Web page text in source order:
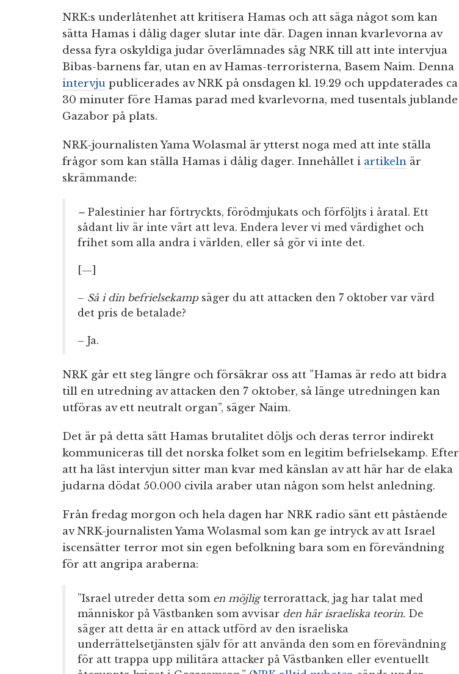
NRK:s underlåtenhet att kritisera Hamas och att säga något som kan
sätta Hamas i dålig dager slutar inte där. Dagen innan kvarlevorna av
dessa fyra oskyldiga judar överlämnades såg NRK till att inte intervjua
Bibas-barnens far, utan en av Hamas-terroristerna, Basem Naim. Denna
intervju publicerades av NRK på onsdagen kl. 19.29 och uppdaterades ca
30 minuter före Hamas parad med kvarlevorna, med tusentals jublande
Gazabor på plats.
NRK-journalisten Yama Wolasmal är ytterst noga med att inte ställa
frågor som kan ställa Hamas i dålig dager. Innehållet i artikeln är
skrämmande:
– Palestinier har förtryckts, förödmjukats och förföljts i åratal. Ett
sådant liv är inte värt att leva. Endera lever vi med värdighet och
frihet som alla andra i världen, eller så gör vi inte det.
[—]
– Så i din befrielsekampsäger du att attacken den 7 oktober var värd
det pris de betalade?
– Ja.
NRK går ett steg längre och försäkrar oss att ”Hamas är redo att bidra
till en utredning av attacken den 7 oktober, så länge utredningen kan
utföras av ett neutralt organ”, säger Naim.
Det är på detta sätt Hamas brutalitet döljs och deras terror indirekt
kommuniceras till det norska folket som en legitim befrielsekamp. Efter
att ha läst intervjun sitter man kvar med känslan av att här har de elaka
judarna dödat 50.000 civila araber utan någon som helst anledning.
Från fredag morgon och hela dagen har NRK radio sänt ett påstående
av NRK-journalisten Yama Wolasmal som kan ge intryck av att Israel
iscensätter terror mot sin egen befolkning bara som en förevändning
för att angripa araberna:
”Israel utreder detta som en möjligterrorattack, jag har talat med
människor på Västbanken som avvisar den här israeliska teorin. De
säger att detta är en attack utförd av den israeliska
underrättelsetjänsten själv för att använda den som en förevändning
för att trappa upp militära attacker på Västbanken eller eventuellt